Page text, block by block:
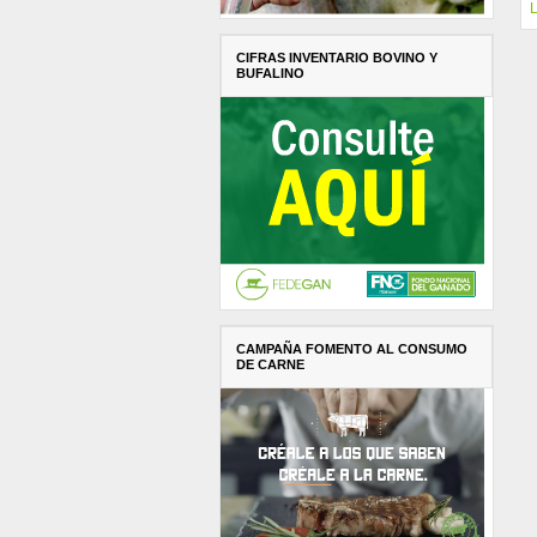
CIFRAS INVENTARIO BOVINO Y
BUFALINO
CAMPAÑA FOMENTO AL CONSUMO
DE CARNE